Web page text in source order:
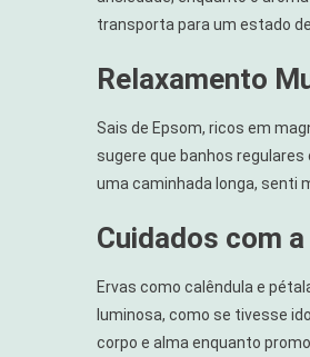
transporta para um estado
Relaxamento
Sais de Epsom, ricos em
sugere que banhos
uma caminhada longa, senti
Cuidados com
Ervas como calêndula e
luminosa, como se tivesse
corpo e alma enquanto